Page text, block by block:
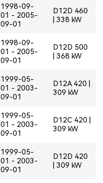
1998-09-
01 - 2005-
09-01
D12D 460
| 338 kW
1998-09-
01 - 2005-
09-01
D12D 500
| 368 kW
1999-05-
01 - 2003-
09-01
D12A 420 |
309 kW
1999-05-
01 - 2003-
09-01
D12C 420 |
309 kW
1999-05-
01 - 2003-
09-01
D12D 420
| 309 kW